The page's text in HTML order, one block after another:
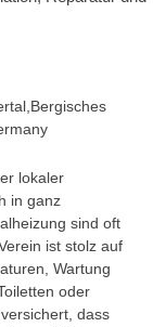
lokaler
in ganz
sind oft
ist stolz auf
Wartung
oder
dass